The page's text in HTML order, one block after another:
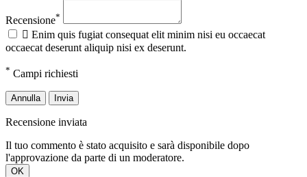
Recensione*
 Enim quis fugiat consequat elit minim nisi eu occaecat
occaecat deserunt aliquip nisi ex deserunt.
* Campi richiesti
Annulla Invia
Recensione inviata
Il tuo commento è stato acquisito e sarà disponibile dopo
l'approvazione da parte di un moderatore.
OK